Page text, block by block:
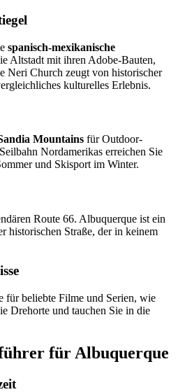
spanisch-mexikanische
Altstadt mit ihren Adobe-Bauten,
Neri Church zeugt von historischer
kulturelles Erlebnis.
Mountains für Outdoor-
Nordamerikas erreichen Sie
und Skisport im Winter.
Route 66. Albuquerque ist ein
historischen Straße, der in keinem
für beliebte Filme und Serien, wie
Drehorte und tauchen Sie in die
für Albuquerque